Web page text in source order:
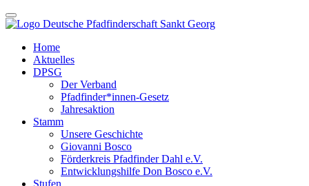
Home
Aktuelles
DPSG
Der Verband
Pfadfinder*innen-Gesetz
Jahresaktion
Stamm
Unsere Geschichte
Giovanni Bosco
Förderkreis Pfadfinder Dahl e.V.
Entwicklungshilfe Don Bosco e.V.
Stufen